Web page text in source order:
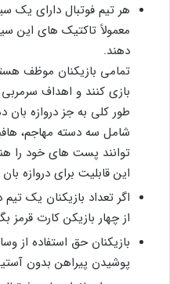
هر تیم فوتبال دارای
معمولاً تاکتیک‌ های این
دهند.
تمامی بازیکنان موظف
بازی کنند و اهداف سرمربی
طور کلی به جز دروازه بان
شامل سه دسته مهاجم،
توانند پست های خود را
این قابلیت برای دروازه‌
از چهار بازیکن کارت قرمز
بازیکنان حق استفاده از
پوشیدن پیراهن بدون